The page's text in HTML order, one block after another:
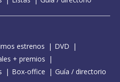
estrenos
DVD
+ premios
Box-office Guía / directorio